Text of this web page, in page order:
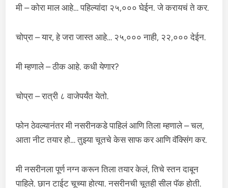
मी – कोरा माल आहे… पहिल्यांदा २५,००० घेईन. जे करायचं ते कर.
चोप्रा – यार, हे जरा जास्त आहे… २५,००० नाही, २२,००० देईन.
मी म्हणाले – ठीक आहे. कधी येणार?
चोप्रा – रात्री ८ वाजेपर्यंत येतो.
फोन ठेवल्यानंतर मी नसरीनकडे पाहिलं आणि तिला म्हणाले – चल,
आता नीट तयार हो… तुझ्या चूतचे केस साफ कर आणि वॅक्सिंग कर.
मी नसरीनला पूर्ण नग्न करून तिला तयार केलं, तिचे स्तन दाबून
पाहिले. छान टाईट चूच्या होत्या. नसरीनची चूतही सील पॅक होती.